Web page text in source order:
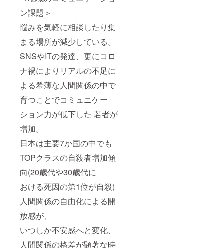
ン課題＞
悩みを気軽に相談したり集
まる場所が減少している。
SNSやITの発達、更にコロ
ナ禍によりリアルの不足に
よる希薄な人間関係の中で
育つことでコミュニケー
ション力が低下した 若者が
増加。
日本は主要7か国の中でも
TOPクラスの自殺者増加傾
向(20歳代や30歳代に
おける死因の第1位が自殺)
人間関係の自由化による開
放感が、
いつしか不安感へと変化、
人間関係の格差が顕著な時